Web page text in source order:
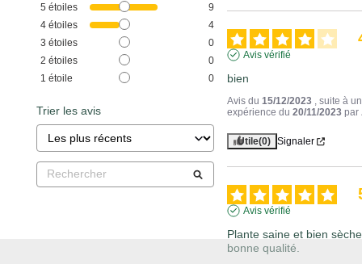
5 étoiles
9
4 étoiles
4
3 étoiles
0
2 étoiles
0
1 étoile 0
Trier les avis
Avis vérifié
bien
Avis du15/12/2023 , suite à
expérience du20/11/2023 par
Utile(0) Signaler
Avis vérifié
Plante saine et bien
bonne qualité.